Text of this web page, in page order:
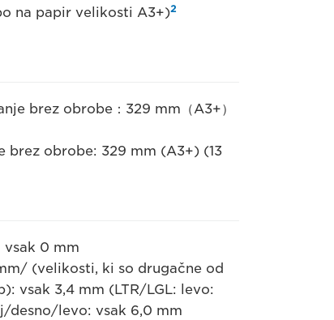
na papir velikosti A3+)2
brez obrobe：329 mm（A3+）
brez obrobe: 329 mm (A3+) (13
0 mm
(velikosti, ki so drugačne od
vsak 3,4 mm (LTR/LGL: levo:
desno/levo: vsak 6,0 mm